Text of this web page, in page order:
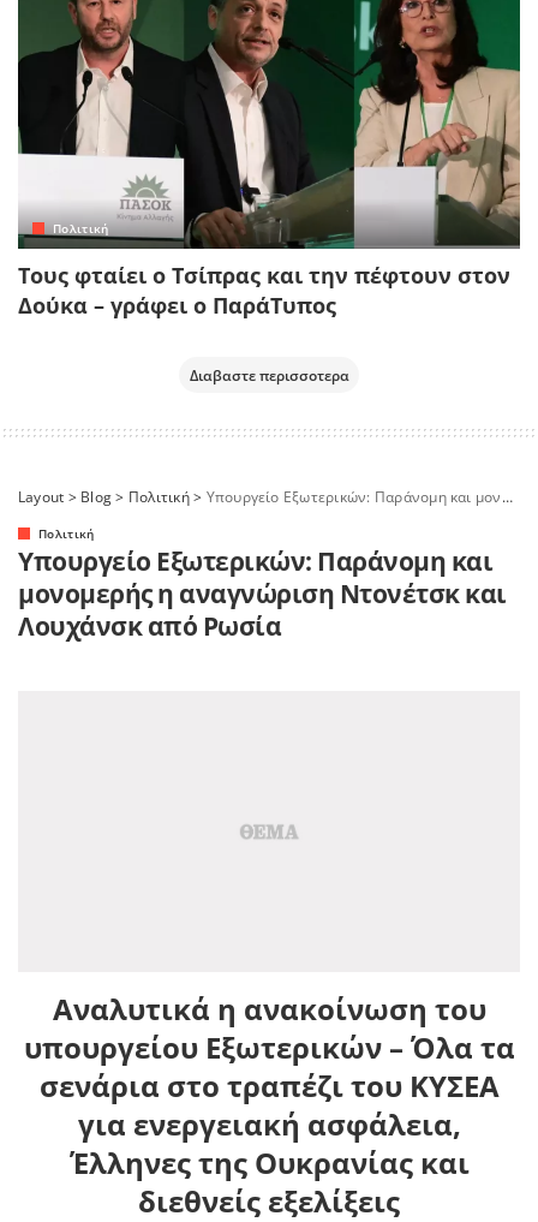
Πολιτική
Τους φταίει ο Τσίπρας και την πέφτουν στον
Δούκα – γράφει ο ΠαράΤυπος
Διαβαστε περισσοτερα
Layout > Blog> Πολιτική> Υπουργείο Εξωτερικών: Παράνομη και μονομερής η αναγνώριση Ντονέτσκ και Λουχάνσκ από Ρωσία
Πολιτική
Υπουργείο Εξωτερικών: Παράνομη και
μονομερής η αναγνώριση Ντονέτσκ και
Λουχάνσκ από Ρωσία
Αναλυτικά η ανακοίνωση του
υπουργείου Εξωτερικών – Όλα τα
σενάρια στο τραπέζι του ΚΥΣΕΑ
για ενεργειακή ασφάλεια,
Έλληνες της Ουκρανίας και
διεθνείς εξελίξεις